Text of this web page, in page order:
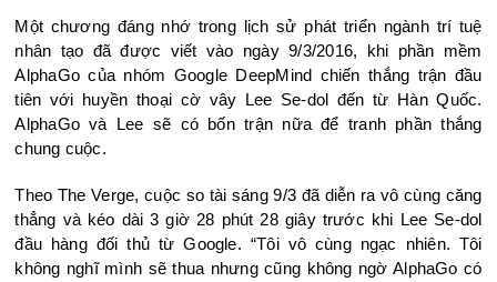
Một chương đáng nhớ trong lịch sử phát triển ngành trí tuệ
nhân tạo đã được viết vào ngày 9/3/2016, khi phần mềm
AlphaGo của nhóm Google DeepMind chiến thắng trận đầu
tiên với huyền thoại cờ vây Lee Se-dol đến từ Hàn Quốc.
AlphaGo và Lee sẽ có bốn trận nữa để tranh phần thắng
chung cuộc.
Theo The Verge, cuộc so tài sáng 9/3 đã diễn ra vô cùng căng
thẳng và kéo dài 3 giờ 28 phút 28 giây trước khi Lee Se-dol
đầu hàng đối thủ từ Google. “Tôi vô cùng ngạc nhiên. Tôi
không nghĩ mình sẽ thua nhưng cũng không ngờ AlphaGo có